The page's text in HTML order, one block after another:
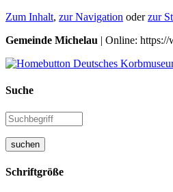
Zum Inhalt, zur Navigation oderzur
Gemeinde Michelau | Online: https://
Suche
suchen
Schriftgröße